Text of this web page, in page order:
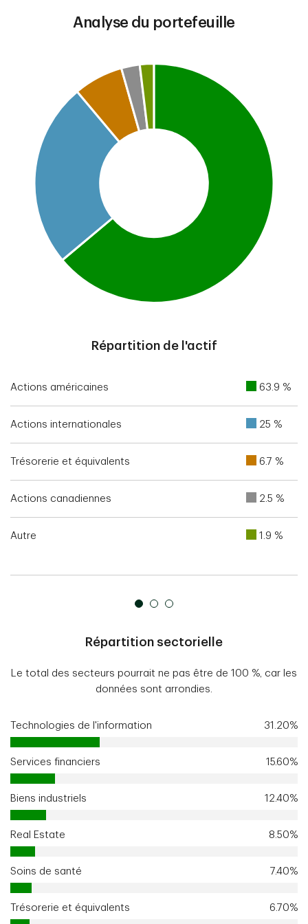
Analyse du portefeuille
Pie chart with 5 slices.
This is a portfolio analysis pie chart
Répartition de l'actif
Actions américaines 63.9 %
Actions internationales 25 %
Trésorerie et équivalents 6.7 %
Actions canadiennes 2.5 %
Autre 1.9 %
Répartition sectorielle
Le total des secteurs pourrait ne pas être de 100 %, car les
données sont arrondies.
Technologies de l'information 31.20%
Services financiers 15.60%
Biens industriels 12.40%
Real Estate 8.50%
Soins de santé 7.40%
Trésorerie et équivalents 6.70%